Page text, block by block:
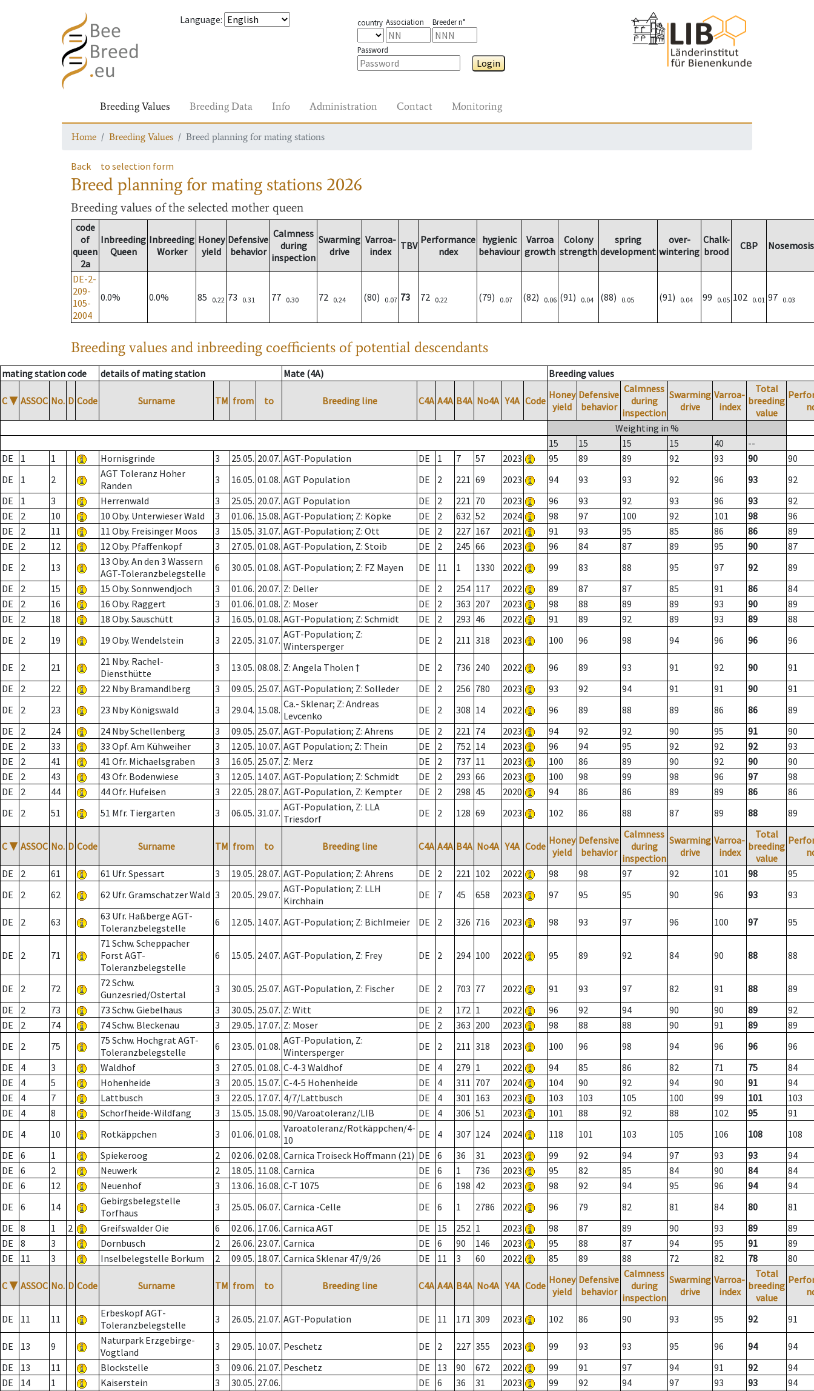
Language: country Association Breeder n°
Password
Login
Breeding Values Breeding Data Info Administration Contact Monitoring
Home Breeding Values Breed planning for mating stations
Back to selection form
Breed planning for mating stations 2026
Breeding values of the selected mother queen
code
of
queen
2a
Inbreeding
Queen
Inbreeding
Worker
Honey
yield
Defensive
behavior
Calmness
during
inspection
Swarming
drive
Varroa-
index
TBV Performance
ndex
hygienic
behaviour
Varroa
growth
Colony
strength
spring
development
over-
wintering
Chalk-
brood
CBP Nosemosis
DE-2-
209-
105-
2004
0.0% 0.0% 85 0.22 73 0.31 77 0.30 72 0.24 (80) 0.07 73 72 0.22 (79) 0.07 (82) 0.06 (91) 0.04 (88) 0.05 (91) 0.04 99 0.05 102 0.01 97 0.03
Breeding values and inbreeding coefficients of potential descendants
mating station code details of mating station Mate (4A) Breeding values
C ▼ ASSOC No. D Code Surname TM from to Breeding line C4A A4A B4A No4A Y4A Code Honey
yield
Defensive
behavior
Calmness
during
inspection
Swarming
drive
Varroa-
index
Total
breeding
value
Weighting in %
15
15 15 15 40
--
DE
1 1 Hornisgrinde 3 25.05. 20.07. AGT-Population DE 1 7 57 2023 95 89 89 92 93 90
90
DE
1 2
AGT Toleranz Hoher
Randen
3 16.05. 01.08. AGT Population DE 2 221 69 2023 94 93 93 92 96 93
92
DE
1 3 Herrenwald 3 25.05. 20.07. AGT Population DE 2 221 70 2023 96 93 92 93 96 93
92
DE
2 10 10 Oby. Unterwieser Wald 3 01.06. 15.08. AGT-Population; Z: Köpke DE 2 632 52 2024 98 97 100 92 101 98
96
DE
2 11 11 Oby. Freisinger Moos 3 15.05. 31.07. AGT-Population; Z: Ott DE 2 227 167 2021 91 93 95 85 86 86
89
DE
2 12 12 Oby. Pfaffenkopf 3 27.05. 01.08. AGT-Population, Z: Stoib DE 2 245 66 2023 96 84 87 89 95 90
87
DE
2 13
13 Oby. An den 3 Wassern
AGT-Toleranzbelegstelle
6 30.05. 01.08. AGT-Population; Z: FZ Mayen DE 11 1 1330 2022 99 83 88 95 97 92
89
DE
2 15 15 Oby. Sonnwendjoch 3 01.06. 20.07. Z: Deller DE 2 254 117 2022 89 87 87 85 91 86
84
DE
2 16 16 Oby. Raggert 3 01.06. 01.08. Z: Moser DE 2 363 207 2023 98 88 89 89 93 90
89
DE
2 18 18 Oby. Sauschütt 3 16.05. 01.08. AGT-Population; Z: Schmidt DE 2 293 46 2022 91 89 92 89 93 89
88
DE
2 19 19 Oby. Wendelstein 3 22.05. 31.07. AGT-Population; Z:
Wintersperger
DE 2 211 318 2023 100 96 98 94 96 96 96
DE 2 21
21 Nby. Rachel-
Diensthütte
3 13.05. 08.08. Z: Angela Tholen † DE 2 736 240 2022 96 89 93 91 92 90
91
DE
2 22 22 Nby Bramandlberg 3 09.05. 25.07. AGT-Population; Z: Solleder DE 2 256 780 2023 93 92 94 91 91 90
91
DE
2 23 23 Nby Königswald 3 29.04. 15.08. Ca.- Sklenar; Z: Andreas
Levcenko
DE 2 308 14 2022 96 89 88 89 86 86
89
DE
2 24 24 Nby Schellenberg 3 09.05. 25.07. AGT-Population; Z: Ahrens DE 2 221 74 2023 94 92 92 90 95 91
90
DE
2 33 33 Opf. Am Kühweiher 3 12.05. 10.07. AGT Population; Z: Thein DE 2 752 14 2023 96 94 95 92 92 92
93
DE
2 41 41 Ofr. Michaelsgraben 3 16.05. 25.07. Z: Merz DE 2 737 11 2023 100 86 89 90 92 90
90
DE
2 43 43 Ofr. Bodenwiese 3 12.05. 14.07. AGT-Population; Z: Schmidt DE 2 293 66 2023 100 98 99 98 96 97
98
DE
2 44 44 Ofr. Hufeisen 3 22.05. 28.07. AGT-Population, Z: Kempter DE 2 298 45 2020 94 86 86 89 89 86
86
DE
2 51 51 Mfr. Tiergarten 3 06.05. 31.07. AGT-Population, Z: LLA
Triesdorf
DE 2 128 69 2023 102 86 88 87 89 88 89
C ▼ ASSOC No. D Code Surname TM from to Breeding line C4A A4A B4A No4A Y4A Code Honey
yield
Defensive
behavior
Calmness
during
inspection
Swarming
drive
Varroa-
index
Total
breeding
value
DE
2 61 61 Ufr. Spessart 3 19.05. 28.07. AGT-Population; Z: Ahrens DE 2 221 102 2022 98 98 97 92 101 98
95
DE
2 62 62 Ufr. Gramschatzer Wald 3 20.05. 29.07. AGT-Population; Z: LLH
Kirchhain
DE 7 45 658 2023 97 95 95 90 96 93 93
DE 2 63
63 Ufr. Haßberge AGT-
Toleranzbelegstelle
6 12.05. 14.07. AGT-Population; Z: Bichlmeier DE 2 326 716 2023 98 93 97 96 100 97 95
DE 2 71
71 Schw. Scheppacher
Forst AGT-
Toleranzbelegstelle
6 15.05. 24.07. AGT-Population, Z: Frey DE 2 294 100 2022 95 89 92 84 90 88 88
DE 2 72
72 Schw.
Gunzesried/Ostertal
3 30.05. 25.07. AGT-Population, Z: Fischer DE 2 703 77 2022 91 93 97 82 91 88
89
DE
2 73 73 Schw. Giebelhaus 3 30.05. 25.07. Z: Witt DE 2 172 1 2022 96 92 94 90 90 89
92
DE
2 74 74 Schw. Bleckenau 3 29.05. 17.07. Z: Moser DE 2 363 200 2023 98 88 88 90 91 89
89
DE
2 75
75 Schw. Hochgrat AGT-
Toleranzbelegstelle
6 23.05. 01.08. AGT-Population, Z:
Wintersperger
DE 2 211 318 2023 100 96 98 94 96 96
96
DE
4 3 Waldhof 3 27.05. 01.08. C-4-3 Waldhof DE 4 279 1 2022 94 85 86 82 71 75
84
DE
4 5 Hohenheide 3 20.05. 15.07. C-4-5 Hohenheide DE 4 311 707 2024 104 90 92 94 90 91
94
DE
4 7 Lattbusch 3 22.05. 17.07. 4/7/Lattbusch DE 4 301 163 2023 103 103 105 100 99 101
103
DE
4 8 Schorfheide-Wildfang 3 15.05. 15.08. 90/Varoatoleranz/LIB DE 4 306 51 2023 101 88 92 88 102 95
91
DE
4 10 Rotkäppchen 3 01.06. 01.08. Varoatoleranz/Rotkäppchen/4-
10
DE 4 307 124 2024 118 101 103 105 106 108
108
DE
6 1 Spiekeroog 2 02.06. 02.08. Carnica Troiseck Hoffmann (21) DE 6 36 31 2023 99 92 94 97 93 93
94
DE
6 2 Neuwerk 2 18.05. 11.08. Carnica DE 6 1 736 2023 95 82 85 84 90 84
84
DE
6 12 Neuenhof 3 13.06. 16.08. C-T 1075 DE 6 198 42 2023 98 92 94 95 96 94
94
DE
6 14
Gebirgsbelegstelle
Torfhaus
3 25.05. 06.07. Carnica -Celle DE 6 1 2786 2022 96 79 82 81 84 80
81
DE
8 1 2 Greifswalder Oie 6 02.06. 17.06. Carnica AGT DE 15 252 1 2023 98 87 89 90 93 89
89
DE
8 3 Dornbusch 2 26.06. 23.07. Carnica DE 6 90 146 2023 95 88 87 94 95 91
89
DE
11 3 Inselbelegstelle Borkum 2 09.05. 18.07. Carnica Sklenar 47/9/26 DE 11 3 60 2022 85 89 88 72 82 78 80
C ▼ ASSOC No. D Code Surname TM from to Breeding line C4A A4A B4A No4A Y4A Code Honey
yield
Defensive
behavior
Calmness
during
inspection
Swarming
drive
Varroa-
index
Total
breeding
value
DE 11 11
Erbeskopf AGT-
Toleranzbelegstelle
3 26.05. 21.07. AGT-Population DE 11 171 309 2023 102 86 90 93 95 92 91
DE 13 9
Naturpark Erzgebirge-
Vogtland
3 29.05. 10.07. Peschetz DE 2 227 355 2023 99 93 93 95 96 94
94
DE
13 11 Blockstelle 3 09.06. 21.07. Peschetz DE 13 90 672 2022 99 91 97 94 91 92
94
DE
14 1 Kaiserstein 3 30.05. 27.06. DE 6 36 31 2023 99 92 94 97 93 93
94